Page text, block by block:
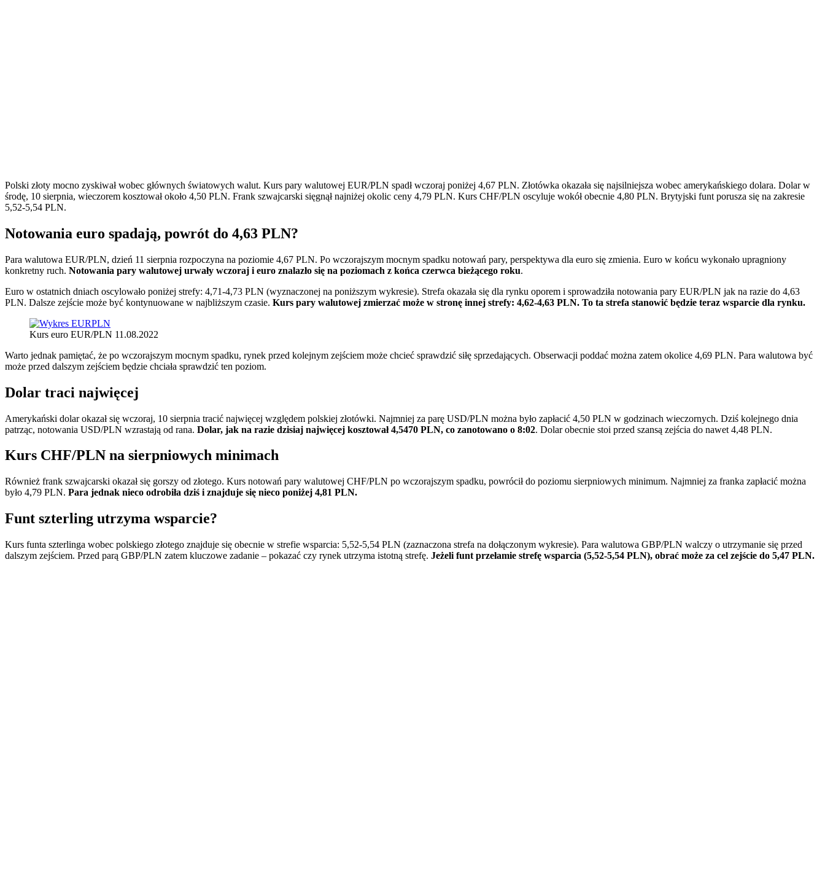
Polski złoty mocno zyskiwał wobec głównych światowych walut. Kurs pary walutowej EUR/PLN spadł wczoraj poniżej 4,67 PLN. Złotówka okazała się najsilniejsza wobec amerykańskiego dolara. Dolar w
środę, 10 sierpnia, wieczorem kosztował około 4,50 PLN. Frank szwajcarski sięgnął najniżej okolic ceny 4,79 PLN. Kurs CHF/PLN oscyluje wokół obecnie 4,80 PLN. Brytyjski funt porusza się na zakresie
5,52-5,54 PLN.
Notowania euro spadają, powrót do 4,63 PLN?
Para walutowa EUR/PLN, dzień 11 sierpnia rozpoczyna na poziomie 4,67 PLN. Po wczorajszym mocnym spadku notowań pary, perspektywa dla euro się zmienia. Euro w końcu wykonało upragniony
konkretny ruch. Notowania pary walutowej urwały wczoraj i euro znalazło się na poziomach z końca czerwca bieżącego roku.
Euro w ostatnich dniach oscylowało poniżej strefy: 4,71-4,73 PLN (wyznaczonej na poniższym wykresie). Strefa okazała się dla rynku oporem i sprowadziła notowania pary EUR/PLN jak na razie do 4,63
PLN. Dalsze zejście może być kontynuowane w najbliższym czasie. Kurs pary walutowej zmierzać może w stronę innej strefy: 4,62-4,63 PLN. To ta strefa stanowić będzie teraz wsparcie dla rynku.
Kurs euro EUR/PLN 11.08.2022
Warto jednak pamiętać, że po wczorajszym mocnym spadku, rynek przed kolejnym zejściem może chcieć sprawdzić siłę sprzedających. Obserwacji poddać można zatem okolice 4,69 PLN. Para walutowa być
może przed dalszym zejściem będzie chciała sprawdzić ten poziom.
Dolar traci najwięcej
Amerykański dolar okazał się wczoraj, 10 sierpnia tracić najwięcej względem polskiej złotówki. Najmniej za parę USD/PLN można było zapłacić 4,50 PLN w godzinach wieczornych. Dziś kolejnego dnia
patrząc, notowania USD/PLN wzrastają od rana. Dolar, jak na razie dzisiaj najwięcej kosztował 4,5470 PLN, co zanotowano o 8:02. Dolar obecnie stoi przed szansą zejścia do nawet 4,48 PLN.
Kurs CHF/PLN na sierpniowych minimach
Również frank szwajcarski okazał się gorszy od złotego. Kurs notowań pary walutowej CHF/PLN po wczorajszym spadku, powrócił do poziomu sierpniowych minimum. Najmniej za franka zapłacić można
było 4,79 PLN. Para jednak nieco odrobiła dziś i znajduje się nieco poniżej 4,81 PLN.
Funt szterling utrzyma wsparcie?
Kurs funta szterlinga wobec polskiego złotego znajduje się obecnie w strefie wsparcia: 5,52-5,54 PLN (zaznaczona strefa na dołączonym wykresie). Para walutowa GBP/PLN walczy o utrzymanie się przed
dalszym zejściem. Przed parą GBP/PLN zatem kluczowe zadanie – pokazać czy rynek utrzyma istotną strefę. Jeżeli funt przełamie strefę wsparcia (5,52-5,54 PLN), obrać może za cel zejście do 5,47 PLN.